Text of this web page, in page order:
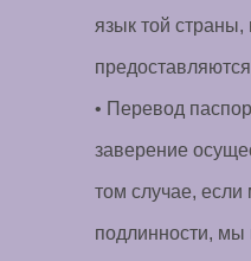
язык той страны,
• Перевод
заверение
том случае,
подлинности, мы